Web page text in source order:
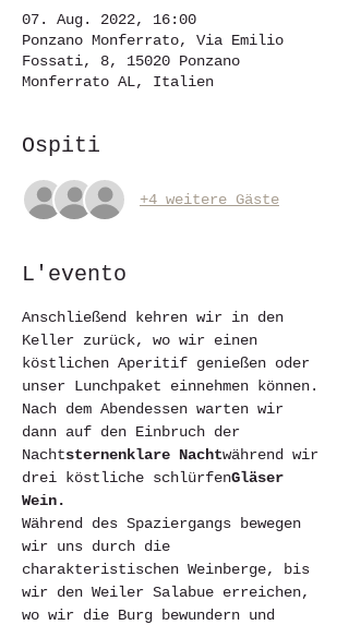
07. Aug. 2022, 16:00
Ponzano Monferrato, Via Emilio
Fossati, 8, 15020 Ponzano
Monferrato AL, Italien
Ospiti
+4 weitere Gäste
L'evento
Anschließend kehren wir in den
Keller zurück, wo wir einen
köstlichen Aperitif genießen oder
unser Lunchpaket einnehmen können.
Nach dem Abendessen warten wir
dann auf den Einbruch der
Nachtsternenklare Nachtwährend wir
drei köstliche schlürfenGläser
Wein.
Während des Spaziergangs bewegen
wir uns durch die
charakteristischen Weinberge, bis
wir den Weiler Salabue erreichen,
wo wir die Burg bewundern und